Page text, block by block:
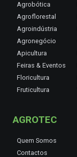
Agrobótica
Agroflorestal
Agroindústria
Agronegócio
Apicultura
Feiras & Eventos
Floricultura
Fruticultura
AGROTEC
Quem Somos
Contactos